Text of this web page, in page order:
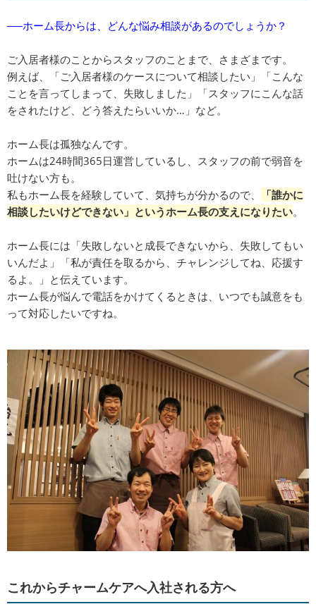
──ホーム長からは、どんな悩み相談があるのでしょうか？
ご入居者様のことからスタッフのことまで、さまざまです。
例えば、「ご入居者様のケースについて相談したい」「こんな
ことを言ってしまって、失敗しました」「スタッフにこんな話
をされたけど、どう答えたらいいか…」など。
ホーム長は孤独なんです。
ホームは24時間365日運営しているし、スタッフの前で弱音を
吐けない方も。
私もホーム長を経験していて、気持ちが分かるので、
「誰かに
相談したいけどできない」というホーム長の支えになりたい。
ホーム長には「失敗しないと成長できないから、失敗してもい
いんだよ」「私が責任を取るから、チャレンジしてね、応援す
るよ。」と伝えています。
ホーム長が悩んで電話をかけてくるときは、いつでも誠意をも
って対応したいですね。
これからチャームケアへ入社される方へ